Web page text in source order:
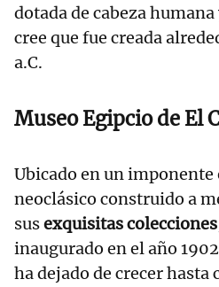
dotada de cabeza
cree que fue creada
a.C.
Museo Egipcio de El
Ubicado en un
neoclásico construido a
susexquisitas
inaugurado en el año
ha dejado de crecer hasta